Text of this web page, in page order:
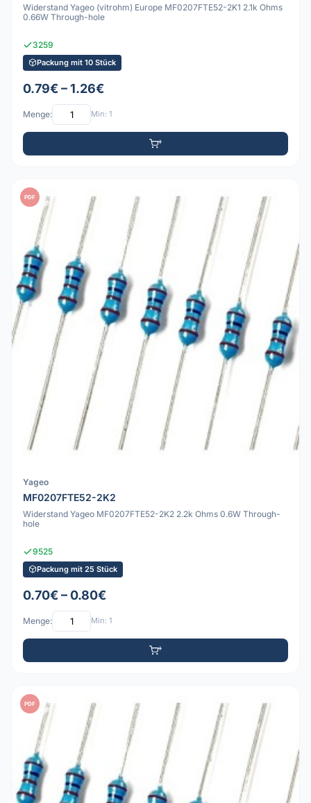
Widerstand Yageo (vitrohm) Europe MF0207FTE52-2K1 2.1k Ohms
0.66W Through-hole
3259
Packung mit 10 Stück
0.79€ – 1.26€
Menge: Min: 1
PDF
Yageo
MF0207FTE52-2K2
Widerstand Yageo MF0207FTE52-2K2 2.2k Ohms 0.6W Through-
hole
9525
Packung mit 25 Stück
0.70€ – 0.80€
Menge: Min: 1
PDF